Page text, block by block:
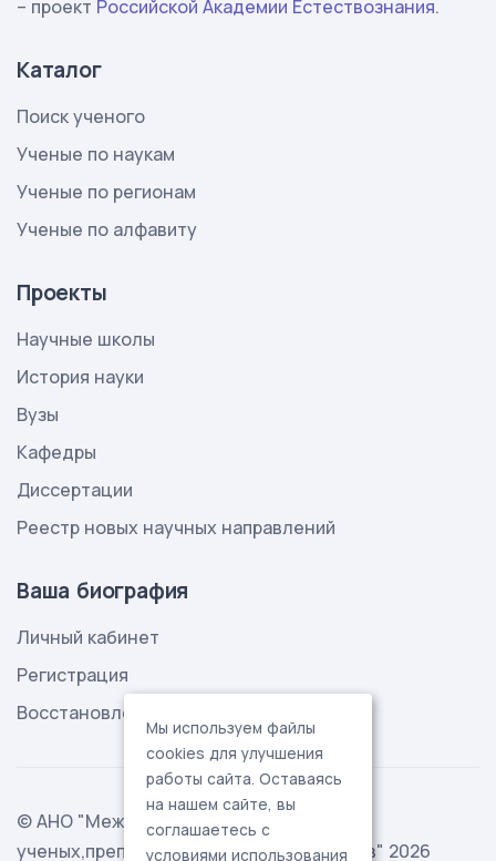
– проект Российской Академии Естествознания.
Каталог
Поиск ученого
Ученые по наукам
Ученые по регионам
Ученые по алфавиту
Проекты
Научные школы
История науки
Вузы
Кафедры
Диссертации
Реестр новых научных направлений
Ваша биография
Личный кабинет
Регистрация
Восстановление пароля
© АНО "Международная ассоциация
ученых,преподавателей и специалистов" 2026
Мы используем файлы
cookies для улучшения
работы сайта. Оставаясь
на нашем сайте, вы
соглашаетесь с
условиями использования